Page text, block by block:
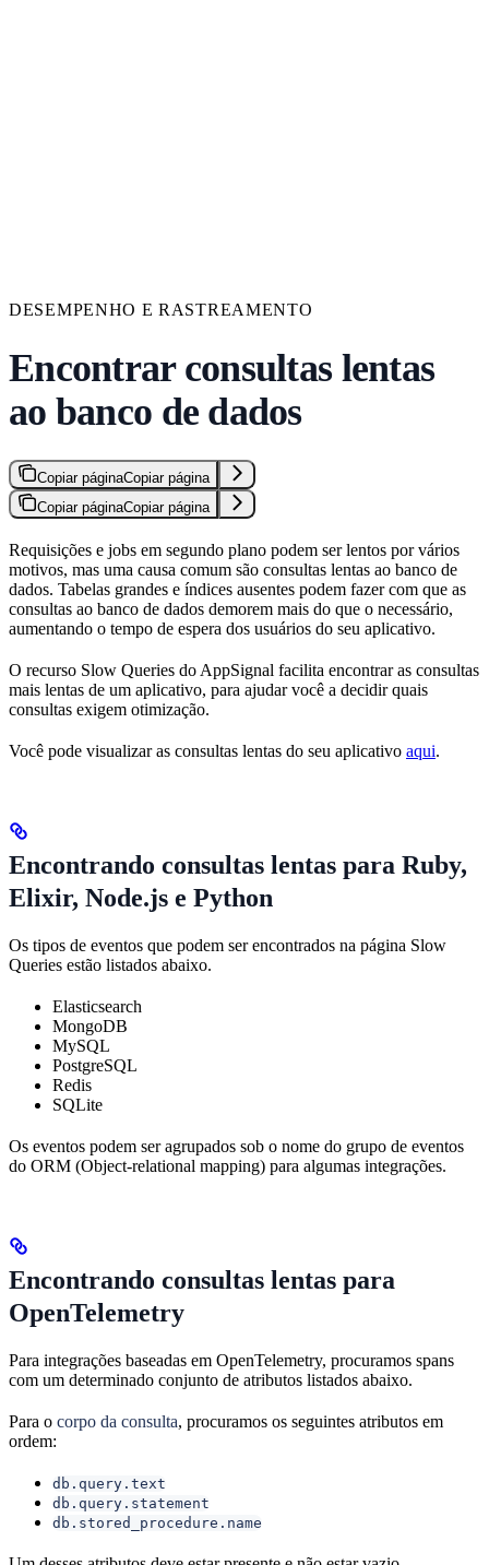
DESEMPENHO E RASTREAMENTO
Encontrar consultas lentas
ao banco de dados
Copiar páginaCopiar página
Copiar páginaCopiar página
Requisições e jobs em segundo plano podem ser lentos por vários
motivos, mas uma causa comum são consultas lentas ao banco de
dados. Tabelas grandes e índices ausentes podem fazer com que as
consultas ao banco de dados demorem mais do que o necessário,
aumentando o tempo de espera dos usuários do seu aplicativo.
O recurso Slow Queries do AppSignal facilita encontrar as consultas
mais lentas de um aplicativo, para ajudar você a decidir quais
consultas exigem otimização.
Você pode visualizar as consultas lentas do seu aplicativo aqui.
Encontrando consultas lentas para Ruby,
Elixir, Node.js e Python
Os tipos de eventos que podem ser encontrados na página Slow
Queries estão listados abaixo.
Elasticsearch
MongoDB
MySQL
PostgreSQL
Redis
SQLite
Os eventos podem ser agrupados sob o nome do grupo de eventos
do ORM (Object-relational mapping) para algumas integrações.
Encontrando consultas lentas para
OpenTelemetry
Para integrações baseadas em OpenTelemetry, procuramos spans
com um determinado conjunto de atributos listados abaixo.
Para o corpo da consulta, procuramos os seguintes atributos em
ordem:
db.query.text
db.query.statement
db.stored_procedure.name